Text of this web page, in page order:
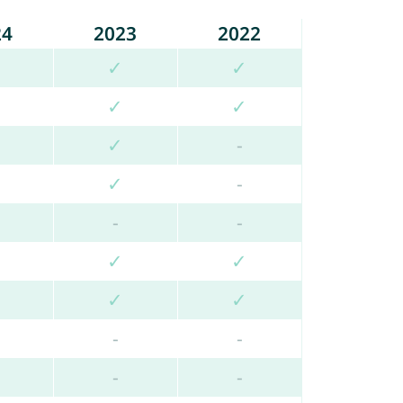
2023
2022
✓
✓
✓
✓
✓
-
✓
-
-
-
✓
✓
✓
✓
-
-
-
-